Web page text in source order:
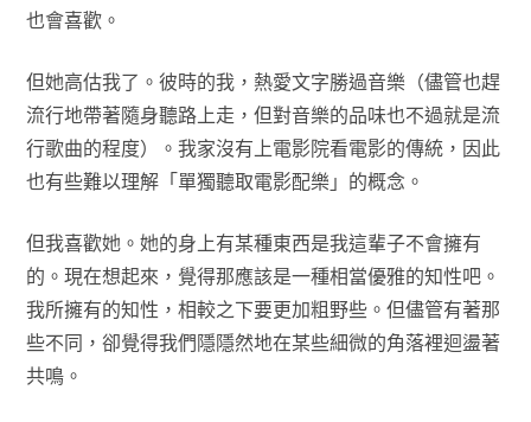
也會喜歡。
但她高估我了。彼時的我，熱愛文字勝過音樂（儘管也趕
流行地帶著隨身聽路上走，但對音樂的品味也不過就是流
行歌曲的程度）。我家沒有上電影院看電影的傳統，因此
也有些難以理解「單獨聽取電影配樂」的概念。
但我喜歡她。她的身上有某種東西是我這輩子不會擁有
的。現在想起來，覺得那應該是一種相當優雅的知性吧。
我所擁有的知性，相較之下要更加粗野些。但儘管有著那
些不同，卻覺得我們隱隱然地在某些細微的角落裡迴盪著
共鳴。